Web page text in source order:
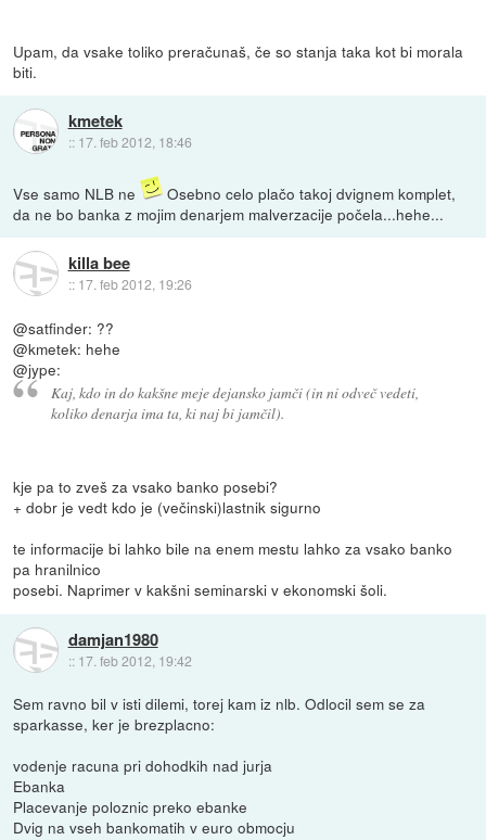
Upam, da vsake toliko preračunaš, če so stanja taka kot bi morala
biti.
kmetek
:: 17. feb 2012, 18:46
Vse samo NLB ne
Osebno celo plačo takoj dvignem komplet,
da ne bo banka z mojim denarjem malverzacije počela...hehe...
killa bee
:: 17. feb 2012, 19:26
@satfinder: ??
@kmetek: hehe
@jype:
Kaj, kdo in do kakšne meje dejansko jamči (in ni odveč vedeti,
koliko denarja ima ta, ki naj bi jamčil).
kje pa to zveš za vsako banko posebi?
+ dobr je vedt kdo je (večinski)lastnik sigurno
te informacije bi lahko bile na enem mestu lahko za vsako banko
pa hranilnico
posebi. Naprimer v kakšni seminarski v ekonomski šoli.
damjan1980
:: 17. feb 2012, 19:42
Sem ravno bil v isti dilemi, torej kam iz nlb. Odlocil sem se za
sparkasse, ker je brezplacno:
vodenje racuna pri dohodkih nad jurja
Ebanka
Placevanje poloznic preko ebanke
Dvig na vseh bankomatih v euro obmocju